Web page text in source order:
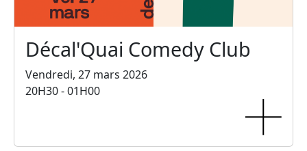
Décal'Quai Comedy Club
Vendredi, 27 mars 2026
20H30 - 01H00